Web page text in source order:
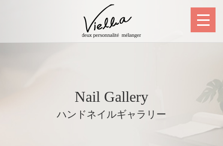
Nail Gallery
ハンドネイルギャラリー